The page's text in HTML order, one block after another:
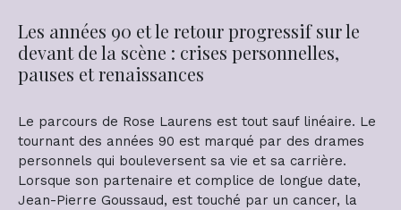
Les années 90 et le retour progressif sur le
devant de la scène : crises personnelles,
pauses et renaissances
Le parcours de Rose Laurens est tout sauf linéaire. Le
tournant des années 90 est marqué par des drames
personnels qui bouleversent sa vie et sa carrière.
Lorsque son partenaire et complice de longue date,
Jean-Pierre Goussaud, est touché par un cancer, la